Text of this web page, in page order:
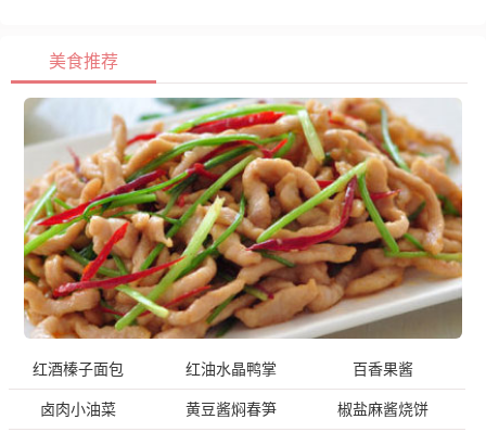
美食推荐
红酒榛子面包 红油水晶鸭掌 百香果酱
卤肉小油菜 黄豆酱焖春笋 椒盐麻酱烧饼